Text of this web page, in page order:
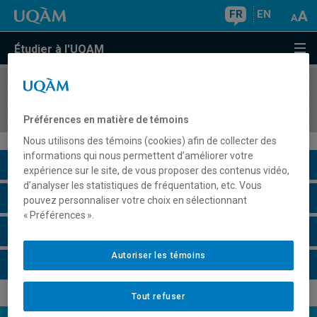
FR EN
Étudier à l'UQAM
COURS//
Description du cours
Horaire - Été 2026
Préférences en matière de témoins
Nous utilisons des témoins (cookies) afin de collecter des
informations qui nous permettent d’améliorer votre
expérience sur le site, de vous proposer des contenus vidéo,
d’analyser les statistiques de fréquentation, etc. Vous
pouvez personnaliser votre choix en sélectionnant
« Préférences ».
Tout refuser
Autoriser les témoins